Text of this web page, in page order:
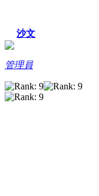
沙文
管理員